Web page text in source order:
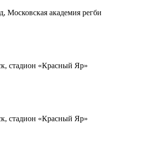
Московская академия регби
стадион «Красный Яр»
стадион «Красный Яр»